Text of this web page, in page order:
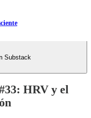
Substack
HRV y el